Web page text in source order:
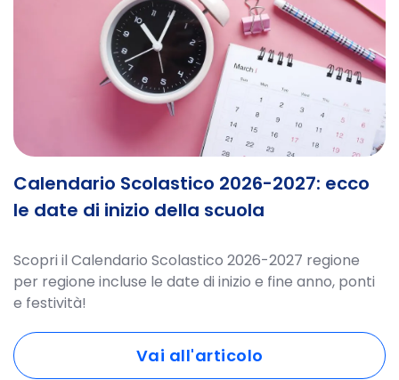
Calendario Scolastico 2026-2027: ecco
le date di inizio della scuola
Scopri il Calendario Scolastico 2026-2027 regione
per regione incluse le date di inizio e fine anno, ponti
e festività!
Vai all'articolo